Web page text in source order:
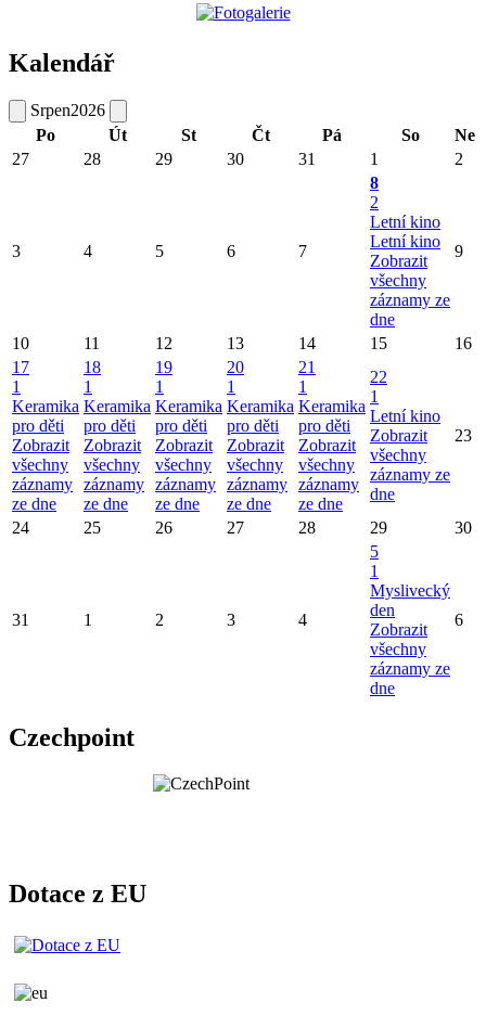
Kalendář
Srpen2026
Po
Út St Čt Pá So
Ne
27
28 29 30 31 1 2
3 4 5 6 7
8
2
Letní kino
Letní kino
Zobrazit
všechny
záznamy ze
dne
9
10 11 12 13 14 15
16
17
1
Keramika
pro děti
Zobrazit
všechny
záznamy
ze dne
18
1
Keramika
pro děti
Zobrazit
všechny
záznamy
ze dne
19
1
Keramika
pro děti
Zobrazit
všechny
záznamy
ze dne
20
1
Keramika
pro děti
Zobrazit
všechny
záznamy
ze dne
21
1
Keramika
pro děti
Zobrazit
všechny
záznamy
ze dne
22
1
Letní kino
Zobrazit
všechny
záznamy ze
dne
23
24 25 26 27 28 29 30
31 1 2 3 4
5
1
Myslivecký
den
Zobrazit
všechny
záznamy ze
dne
6
Czechpoint
Dotace z EU